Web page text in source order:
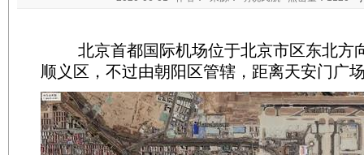
北京首都国际机场位于北京市区东北方
顺义区，不过由朝阳区管辖，距离天安门广